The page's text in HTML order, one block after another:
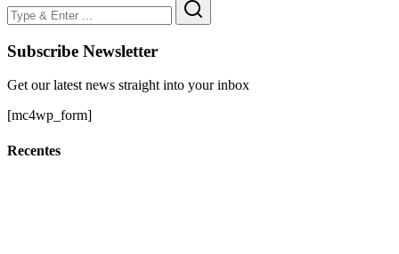
Subscribe Newsletter
Get our latest news straight into your inbox
[mc4wp_form]
Recentes